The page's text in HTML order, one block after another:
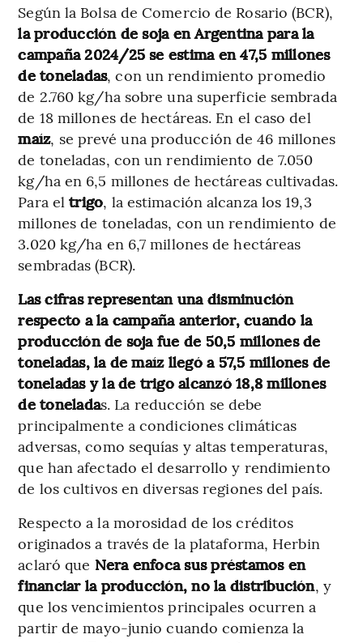
Según la Bolsa de Comercio de Rosario (BCR),
la producción de soja en Argentina para la
campaña 2024/25 se estima en 47,5 millones
de toneladas, con un rendimiento promedio
de 2.760 kg/ha sobre una superficie sembrada
de 18 millones de hectáreas. En el caso del
maíz, se prevé una producción de 46 millones
de toneladas, con un rendimiento de 7.050
kg/ha en 6,5 millones de hectáreas cultivadas.
Para eltrigo, la estimación alcanza los 19,3
millones de toneladas, con un rendimiento de
3.020 kg/ha en 6,7 millones de hectáreas
sembradas (BCR).
Las cifras representan una disminución
respecto a la campaña anterior, cuando la
producción de soja fue de 50,5 millones de
toneladas, la de maíz llegó a 57,5 millones de
toneladas y la de trigo alcanzó 18,8 millones
de toneladas. La reducción se debe
principalmente a condiciones climáticas
adversas, como sequías y altas temperaturas,
que han afectado el desarrollo y rendimiento
de los cultivos en diversas regiones del país.
Respecto a la morosidad de los créditos
originados a través de la plataforma, Herbin
aclaró que Nera enfoca sus préstamos en
financiar la producción, no la distribución, y
que los vencimientos principales ocurren a
partir de mayo-junio cuando comienza la